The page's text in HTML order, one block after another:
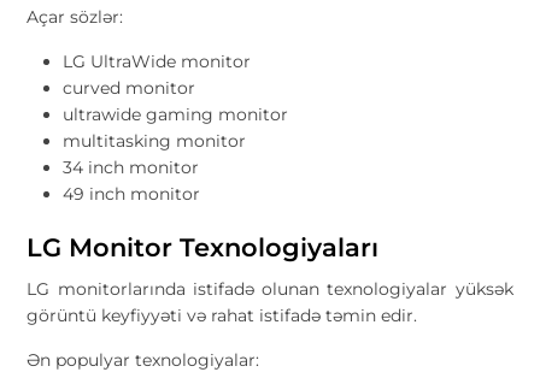
Açar sözlər:
LG UltraWide monitor
curved monitor
ultrawide gaming monitor
multitasking monitor
34 inch monitor
49 inch monitor
LG Monitor Texnologiyaları
LG monitorlarında istifadə olunan texnologiyalar yüksək
görüntü keyfiyyəti və rahat istifadə təmin edir.
Ən populyar texnologiyalar: